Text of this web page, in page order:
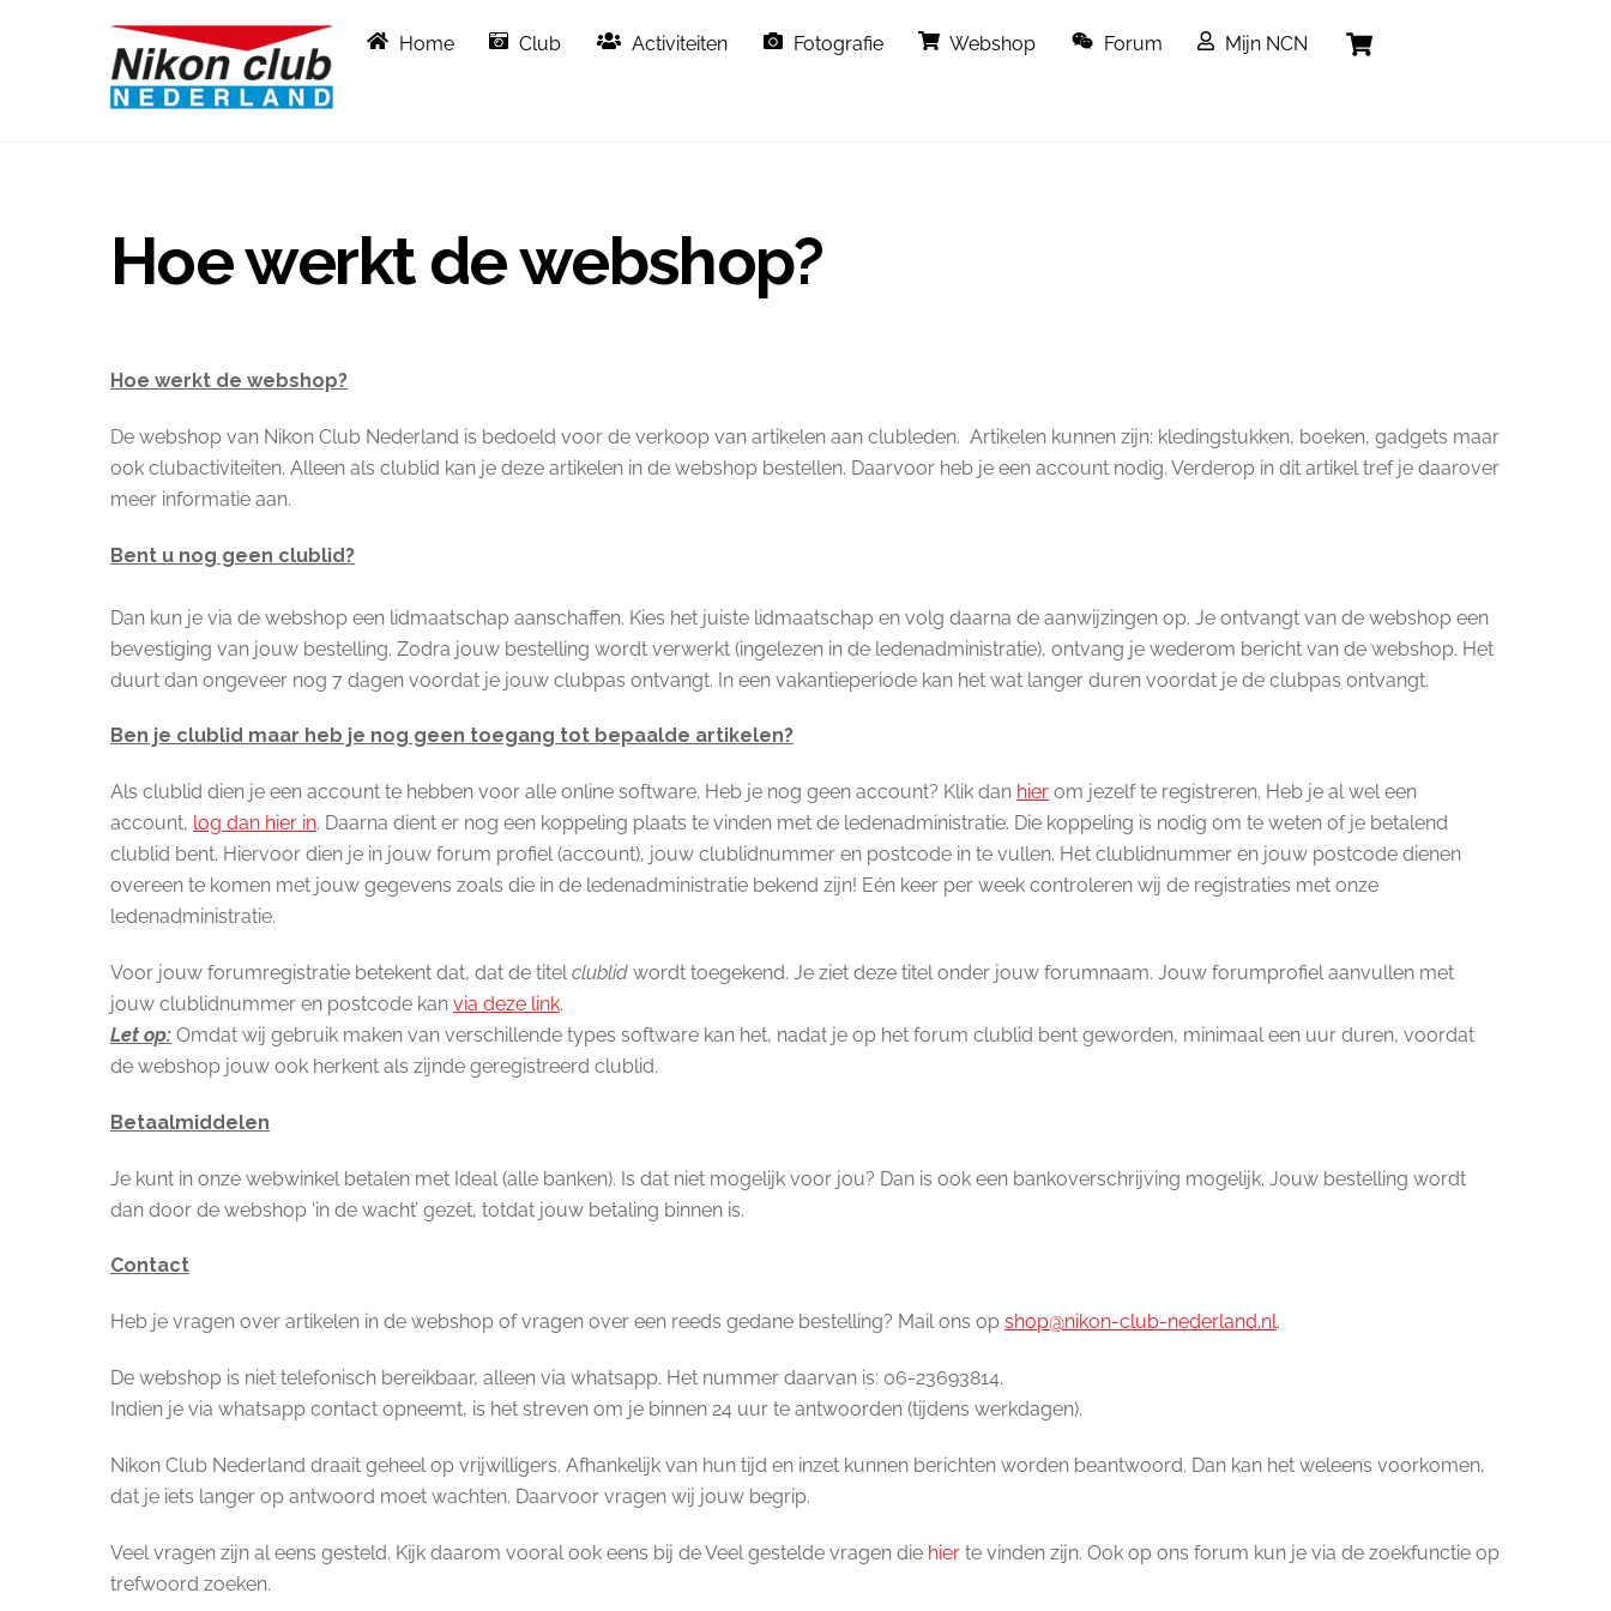
Home Club Activiteiten Fotografie Webshop Forum Mijn NCN
Hoe werkt de webshop?
Hoe werkt de webshop?
De webshop van Nikon Club Nederland is bedoeld voor de verkoop van artikelen aan clubleden. Artikelen kunnen zijn: kledingstukken, boeken, gadgets maar
ook clubactiviteiten. Alleen als clublid kan je deze artikelen in de webshop bestellen. Daarvoor heb je een account nodig. Verderop in dit artikel tref je daarover
meer informatie aan.
Bent u nog geen clublid?
Dan kun je via de webshop een lidmaatschap aanschaffen. Kies het juiste lidmaatschap en volg daarna de aanwijzingen op. Je ontvangt van de webshop een
bevestiging van jouw bestelling. Zodra jouw bestelling wordt verwerkt (ingelezen in de ledenadministratie), ontvang je wederom bericht van de webshop. Het
duurt dan ongeveer nog 7 dagen voordat je jouw clubpas ontvangt. In een vakantieperiode kan het wat langer duren voordat je de clubpas ontvangt.
Ben je clublid maar heb je nog geen toegang tot bepaalde artikelen?
Als clublid dien je een account te hebben voor alle online software. Heb je nog geen account? Klik dan hier om jezelf te registreren. Heb je al wel een
account, log dan hier in. Daarna dient er nog een koppeling plaats te vinden met de ledenadministratie. Die koppeling is nodig om te weten of je betalend
clublid bent. Hiervoor dien je in jouw forum profiel (account), jouw clublidnummer en postcode in te vullen. Het clublidnummer en jouw postcode dienen
overeen te komen met jouw gegevens zoals die in de ledenadministratie bekend zijn! Eén keer per week controleren wij de registraties met onze
ledenadministratie.
Voor jouw forumregistratie betekent dat, dat de titelclublid wordt toegekend. Je ziet deze titel onder jouw forumnaam. Jouw forumprofiel aanvullen met
jouw clublidnummer en postcode kan via deze link.
Let op: Omdat wij gebruik maken van verschillende types software kan het, nadat je op het forum clublid bent geworden, minimaal een uur duren, voordat
de webshop jouw ook herkent als zijnde geregistreerd clublid.
Betaalmiddelen
Je kunt in onze webwinkel betalen met Ideal (alle banken). Is dat niet mogelijk voor jou? Dan is ook een bankoverschrijving mogelijk. Jouw bestelling wordt
dan door de webshop ‘in de wacht’ gezet, totdat jouw betaling binnen is.
Contact
Heb je vragen over artikelen in de webshop of vragen over een reeds gedane bestelling? Mail ons op shop@nikon-club-nederland.nl.
De webshop is niet telefonisch bereikbaar, alleen via whatsapp. Het nummer daarvan is: 06-23693814.
Indien je via whatsapp contact opneemt, is het streven om je binnen 24 uur te antwoorden (tijdens werkdagen).
Nikon Club Nederland draait geheel op vrijwilligers. Afhankelijk van hun tijd en inzet kunnen berichten worden beantwoord. Dan kan het weleens voorkomen,
dat je iets langer op antwoord moet wachten. Daarvoor vragen wij jouw begrip.
Veel vragen zijn al eens gesteld. Kijk daarom vooral ook eens bij de Veel gestelde vragen die hier te vinden zijn. Ook op ons forum kun je via de zoekfunctie op
trefwoord zoeken.
To